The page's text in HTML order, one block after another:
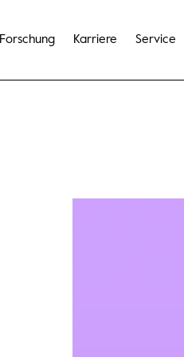
Forschung Karriere Service